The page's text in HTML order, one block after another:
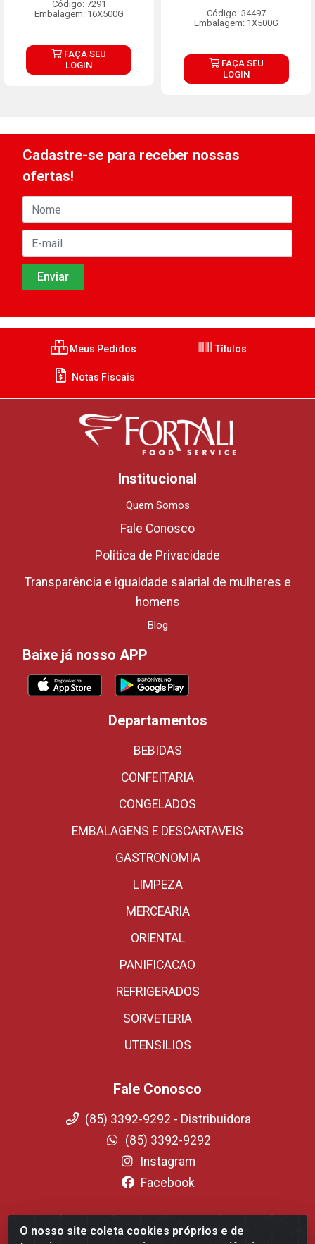
Código: 7291
Embalagem: 16X500G
FAÇA SEU
LOGIN
Código: 34497
Embalagem: 1X500G
FAÇA SEU
LOGIN
O nosso site coleta cookies próprios e de
Cadastre-se para receber nossas
ofertas!
Meus Pedidos Títulos
Notas Fiscais
Institucional
Quem Somos
Fale Conosco
Política de Privacidade
Transparência e igualdade salarial de mulheres e
homens
Blog
Baixe já nosso APP
Departamentos
BEBIDAS
CONFEITARIA
CONGELADOS
EMBALAGENS E DESCARTAVEIS
GASTRONOMIA
LIMPEZA
MERCEARIA
ORIENTAL
PANIFICACAO
REFRIGERADOS
SORVETERIA
UTENSILIOS
Fale Conosco
(85) 3392-9292 - Distribuidora
(85) 3392-9292
Instagram
Facebook
Fortali Distribuidora de Alimentos LTDA - Avenida